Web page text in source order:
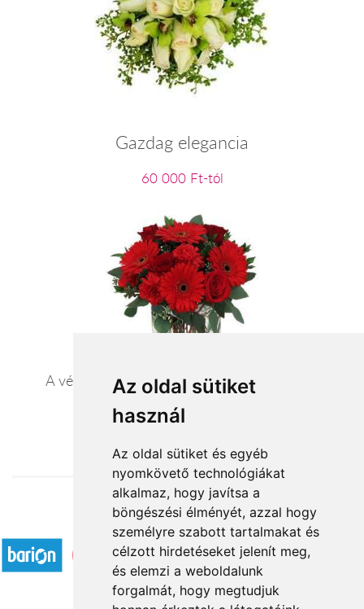
Az oldal sütiket
használ
Az oldal sütiket és egyéb
nyomkövető technológiákat
alkalmaz, hogy javítsa a
böngészési élményét, azzal hogy
személyre szabott tartalmakat és
célzott hirdetéseket jelenít meg,
és elemzi a weboldalunk
forgalmát, hogy megtudjuk
Gazdag elegancia
60 000 Ft-tól
A végzet asszonya - romantikus virágcsokor
28 800 Ft-tól
Elfogadott fizetési módok